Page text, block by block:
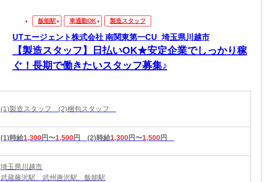
飯能駅 車通勤OK 製造スタッフ
UTエージェント株式会社 南関東第一CU_埼玉県川越市
【製造スタッフ】日払いOK★安定企業でしっかり稼
ぐ！長期で働きたいスタッフ募集♪
(1)製造スタッフ (2)梱包スタッフ
(1)時給1,300円〜1,500円 (2)時給1,300円〜1,500円
埼玉県川越市
武蔵藤沢駅、武州唐沢駅、飯能駅